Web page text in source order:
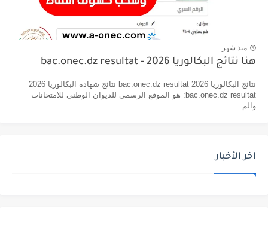
منذ شهر
هنا نتائج البكالوريا 2026 - bac.onec.dz resultat
نتائج البكالوريا 2026 bac.onec.dz resultat نتائج شهادة البكالوريا 2026
bac.onec.dz resultat: هو الموقع الرسمي للديوان الوطني للامتحانات
والم...
آخر الأخبار